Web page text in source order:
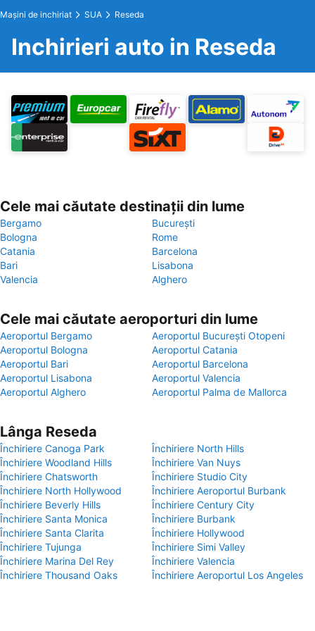
Maşini de inchiriat SUA Reseda
Inchirieri auto in Reseda
Cele mai căutate destinații din lume
Bergamo
București
Bologna
Rome
Catania
Barcelona
Bari
Lisabona
Valencia
Alghero
Cele mai căutate aeroporturi din lume
Aeroportul Bergamo
Aeroportul București Otopeni
Aeroportul Bologna
Aeroportul Catania
Aeroportul Bari
Aeroportul Barcelona
Aeroportul Lisabona
Aeroportul Valencia
Aeroportul Alghero
Aeroportul Palma de Mallorca
Lânga Reseda
Închiriere Canoga Park
Închiriere North Hills
Închiriere Woodland Hills
Închiriere Van Nuys
Închiriere Chatsworth
Închiriere Studio City
Închiriere North Hollywood
Închiriere Aeroportul Burbank
Închiriere Beverly Hills
Închiriere Century City
Închiriere Santa Monica
Închiriere Burbank
Închiriere Santa Clarita
Închiriere Hollywood
Închiriere Tujunga
Închiriere Simi Valley
Închiriere Marina Del Rey
Închiriere Valencia
Închiriere Thousand Oaks
Închiriere Aeroportul Los Angeles